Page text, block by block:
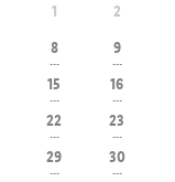
1
2
8
---
9
---
15
---
16
---
22
---
23
---
29
---
30
---